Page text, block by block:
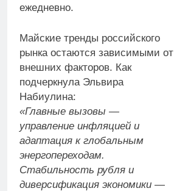
ежедневно.
Майские тренды российского
рынка остаются зависимыми от
внешних факторов. Как
подчеркнула Эльвира
Набиулина:
«Главные вызовы —
управление инфляцией и
адаптация к глобальным
энергопереходам.
Стабильность рубля и
диверсификация экономики —